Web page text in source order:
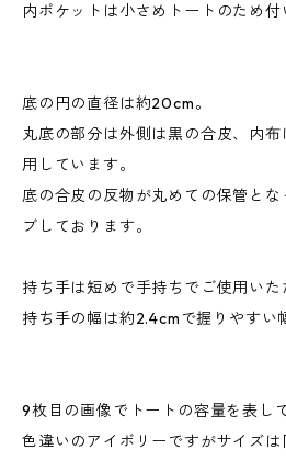
内ポケットは小さめトートのため付
底の円の直径は約20cm。
丸底の部分は外側は黒の合皮、内
用しています。
底の合皮の反物が丸めての保管と
ブしております。
持ち手は短めで手持ちでご使用いた
持ち手の幅は約2.4cmで握りやすい
9枚目の画像でトートの容量を表し
色違いのアイボリーですがサイズは